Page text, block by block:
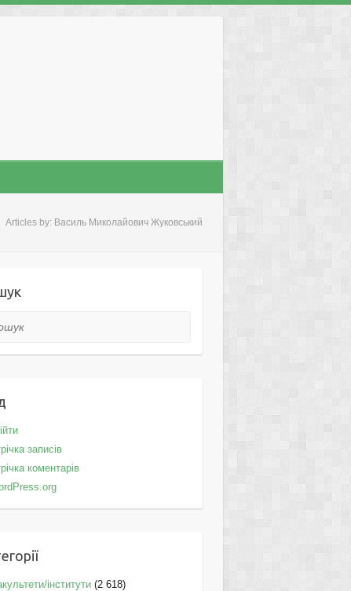
Articles by: Василь Миколайович Жуковський
записів
коментарів
інститути(2 618)